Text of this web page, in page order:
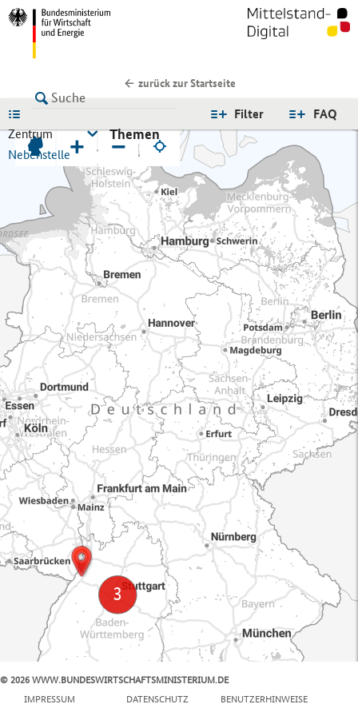
zurück zur Startseite
FAQ
Filter
Zentrum
Nebenstelle
Themen
+ −
© 2026 WWW.BUNDESWIRTSCHAFTSMINISTERIUM.DE
IMPRESSUM
DATENSCHUTZ BENUTZERHINWEISE